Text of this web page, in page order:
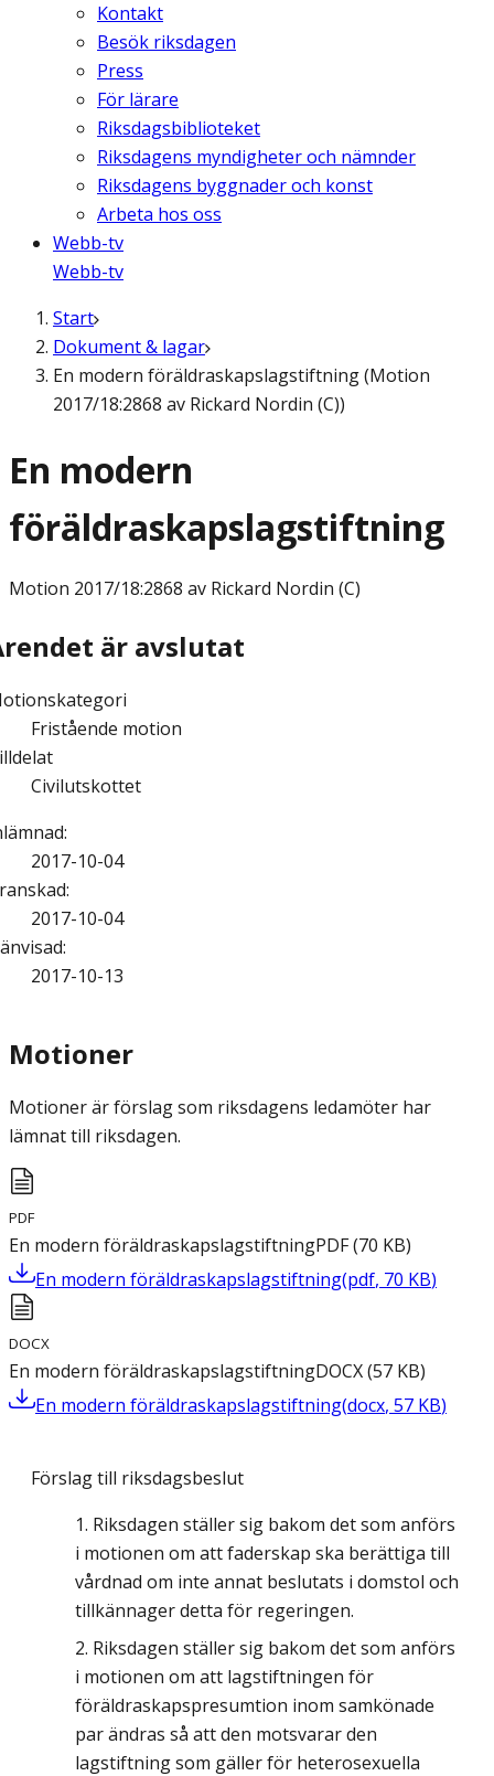
Kontakt
Besök riksdagen
Press
För lärare
Riksdagsbiblioteket
Riksdagens myndigheter och nämnder
Riksdagens byggnader och konst
Arbeta hos oss
Webb-tv
Webb-tv
Start
Dokument & lagar
En modern föräldraskapslagstiftning (Motion
2017/18:2868 av Rickard Nordin (C))
En modern
föräldraskapslagstiftning
Motion 2017/18:2868 av Rickard Nordin (C)
är avslutat
Fristående motion
Civilutskottet
:
2017-10-04
:
2017-10-04
:
2017-10-13
Motioner
Motioner är förslag som riksdagens ledamöter har
lämnat till riksdagen.
PDF
En modern föräldraskapslagstiftningPDF(70 KB)
En modern föräldraskapslagstiftning(pdf, 70 KB)
DOCX
En modern föräldraskapslagstiftningDOCX(57 KB)
En modern föräldraskapslagstiftning(docx, 57 KB)
Förslag till riksdagsbeslut
Riksdagen ställer sig bakom det som anförs
i motionen om att faderskap ska berättiga till
vårdnad om inte annat beslutats i domstol och
tillkännager detta för regeringen.
Riksdagen ställer sig bakom det som anförs
i motionen om att lagstiftningen för
föräldraskapspresumtion inom samkönade
par ändras så att den motsvarar den
lagstiftning som gäller för heterosexuella